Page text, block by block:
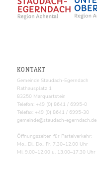
KONTAKT
Gemeinde Staudach-Egerndach
Rathausplatz 1
83250 Marquartstein
Telefon: +49 (0) 8641 / 6995-0
Telefax: +49 (0) 8641 / 6995-30
gemeinde@staudach-egerndach.de
Öffnungszeiten für Parteiverkehr:
Mo., Di., Do., Fr. 7.30–12.00 Uhr
Mi. 9.00–12.00 u. 13.00–17.30 Uhr